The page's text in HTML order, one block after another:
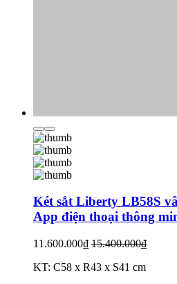
Két sắt Liberty LB58S
App điện thoại thông
11.600.000₫ 15.400.000₫
KT: C58 x R43 x S41 cm